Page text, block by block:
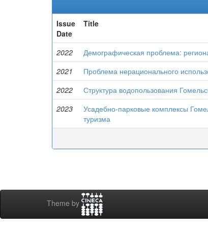
Issue
Date
Title
2022 Демографическая проблема:
2021
Проблема нерационального
2022
Структура водопользования
2023
Усадебно-парковые комплексы
туризма
Theme by